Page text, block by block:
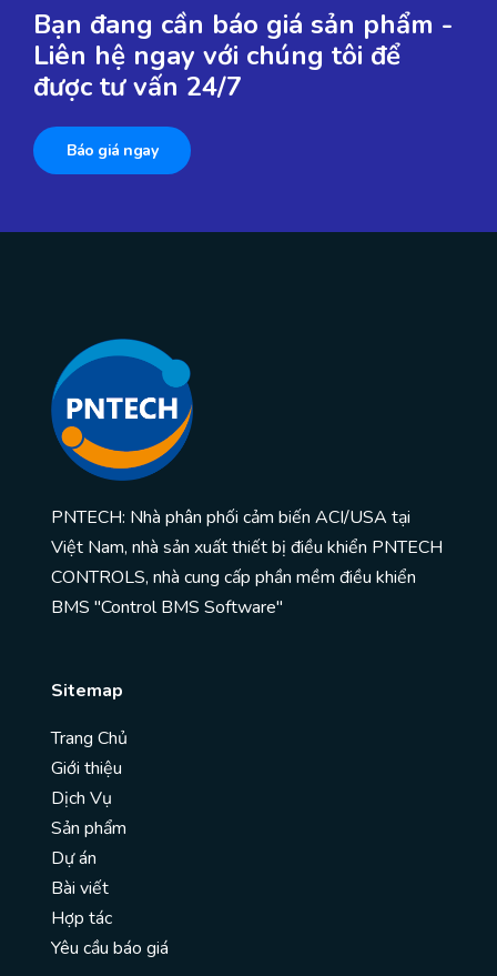
Bạn đang cần báo giá sản phẩm -
Liên hệ ngay với chúng tôi để
được tư vấn 24/7
Báo giá ngay
PNTECH: Nhà phân phối cảm biến ACI/USA tại
Việt Nam, nhà sản xuất thiết bị điều khiển PNTECH
CONTROLS, nhà cung cấp phần mềm điều khiển
BMS "Control BMS Software"
Sitemap
Trang Chủ
Giới thiệu
Dịch Vụ
Sản phẩm
Dự án
Bài viết
Hợp tác
Yêu cầu báo giá